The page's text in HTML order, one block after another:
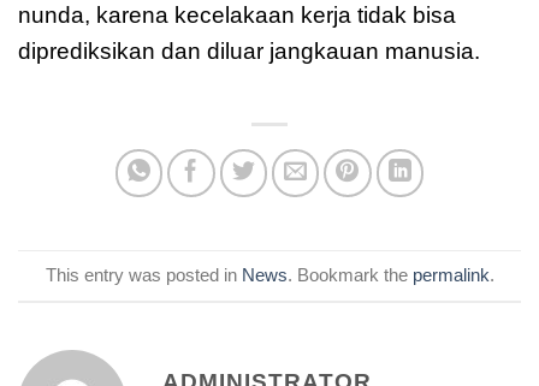
nunda, karena kecelakaan kerja tidak bisa
diprediksikan dan diluar jangkauan manusia.
This entry was posted in News. Bookmark the permalink.